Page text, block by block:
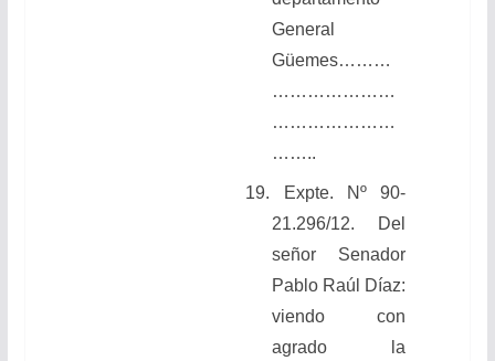
General
Güemes………
…………………
…………………
……..
19.
Expte. Nº 90-
21.296/12. Del
señor Senador
Pablo Raúl Díaz:
viendo con
agrado la